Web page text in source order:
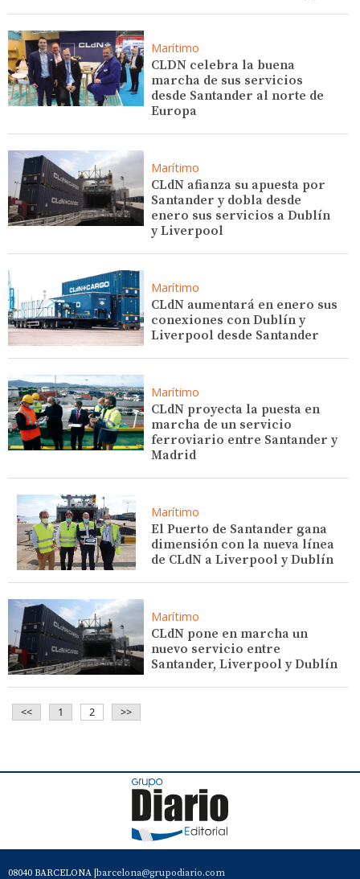
Marítimo
CLDN celebra la buena
marcha de sus servicios
desde Santander al norte de
Europa
Marítimo
CLdN afianza su apuesta por
Santander y dobla desde
enero sus servicios a Dublín
y Liverpool
Marítimo
CLdN aumentará en enero sus
conexiones con Dublín y
Liverpool desde Santander
Marítimo
CLdN proyecta la puesta en
marcha de un servicio
ferroviario entre Santander y
Madrid
Marítimo
El Puerto de Santander gana
dimensión con la nueva línea
de CLdN a Liverpool y Dublín
Marítimo
CLdN pone en marcha un
nuevo servicio entre
Santander, Liverpool y Dublín
<< 1 2 >>
08040 BARCELONA | barcelona@grupodiario.com